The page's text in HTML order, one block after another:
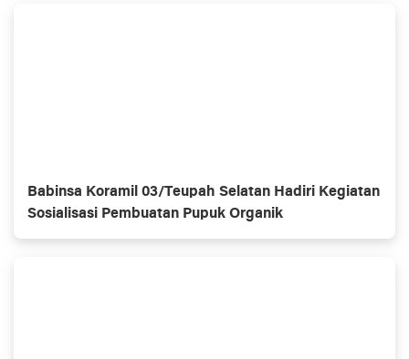
Babinsa Koramil 03/Teupah Selatan Hadiri Kegiatan
Sosialisasi Pembuatan Pupuk Organik